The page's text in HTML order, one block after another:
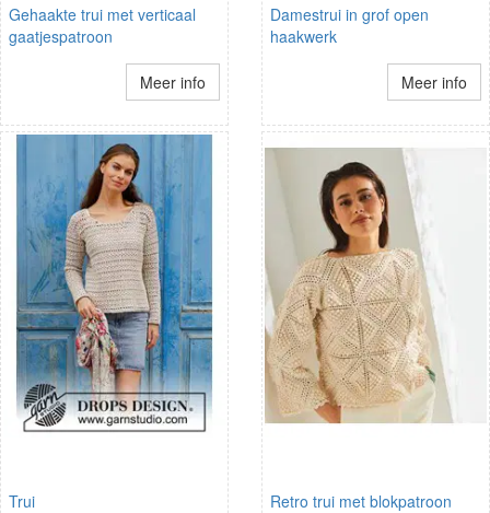
Gehaakte trui met verticaal
gaatjespatroon
Meer info
Damestrui in grof open
haakwerk
Meer info
Trui Retro trui met blokpatroon